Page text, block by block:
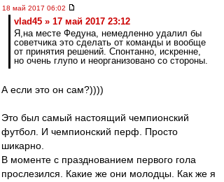
18 май 2017 06:02
vlad45 » 17 май 2017 23:12
Я,на месте Федуна, немедленно удалил бы
советчика это сделать от команды и вообще
от принятия решений. Спонтанно, искренне,
но очень глупо и неорганизовано со стороны.
А если это он сам?))))
Это был самый настоящий чемпионский
футбол. И чемпионский перф. Просто
шикарно.
В моменте с празднованием первого гола
прослезился. Какие же они молодцы. Как же я